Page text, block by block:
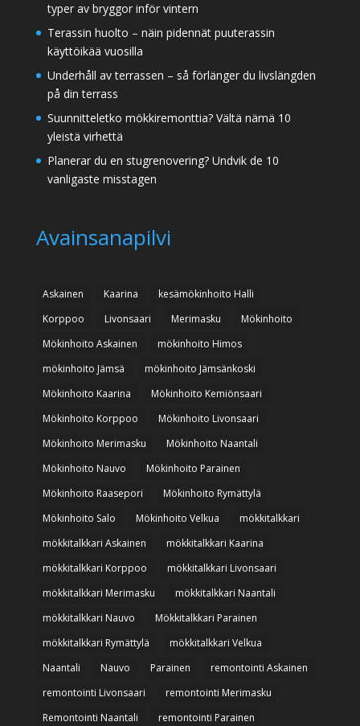
typer av bryggor inför vintern
Terassin huolto – näin pidennät puuterassin
käyttöikää vuosilla
Underhåll av terrassen – så förlänger du livslängden
på din terrass
Suunnitteletko mökkiremonttia? Vältä nämä 10
yleistä virhettä
Planerar du en stugrenovering? Undvik de 10
vanligaste misstagen
Avainsanapilvi
Askainen Kaarina
kesämökinhoito Halli
Korppoo
Livonsaari Merimasku
Mökinhoito
Mökinhoito Askainen
mökinhoito Himos
mökinhoito Jämsä
mökinhoito Jämsänkoski
Mökinhoito Kaarina
Mökinhoito Kemiönsaari
Mökinhoito Korppoo
Mökinhoito Livonsaari
Mökinhoito Merimasku
Mökinhoito Naantali
Mökinhoito Nauvo
Mökinhoito Parainen
Mökinhoito Raasepori
Mökinhoito Rymättylä
Mökinhoito Salo
Mökinhoito Velkua
mökkitalkkari
mökkitalkkari Askainen
mökkitalkkari Kaarina
mökkitalkkari Korppoo
mökkitalkkari Livonsaari
mökkitalkkari Merimasku
mökkitalkkari Naantali
mökkitalkkari Nauvo
Mökkitalkkari Parainen
mökkitalkkari Rymättylä
mökkitalkkari Velkua
Naantali
Nauvo Parainen
remontointi Askainen
remontointi Livonsaari
remontointi Merimasku
Remontointi Naantali
remontointi Parainen